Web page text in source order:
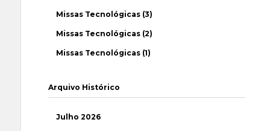
Missas Tecnológicas (3)
Missas Tecnológicas (2)
Missas Tecnológicas (1)
Arquivo Histórico
Julho 2026